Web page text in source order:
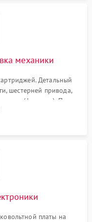
механики
Детальный
шестерней привода,
(фьюзера). Поиск
деталей.
платы на